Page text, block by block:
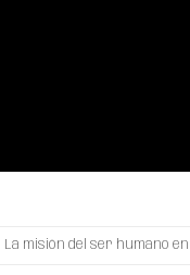
La misión del ser humano en